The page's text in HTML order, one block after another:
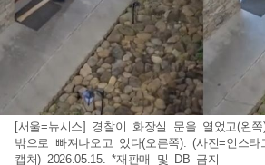
[서울=뉴시스] 경찰이 화장실 문을 열었고(왼
밖으로 빠져나오고 있다(오른쪽). (사진=인스타
캡처) 2026.05.15. *재판매 및 DB 금지